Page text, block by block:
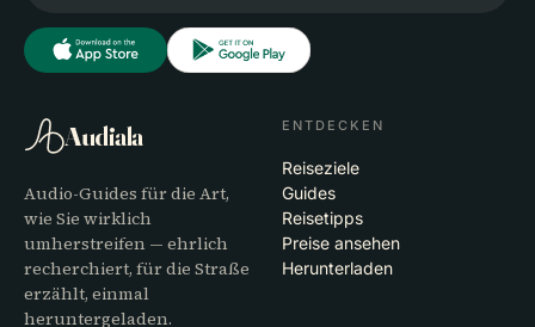
Audiala
Audio-Guides für die Art,
wie Sie wirklich
umherstreifen — ehrlich
recherchiert, für die Straße
erzählt, einmal
heruntergeladen.
ENTDECKEN
Reiseziele
Guides
Reisetipps
Preise ansehen
Herunterladen